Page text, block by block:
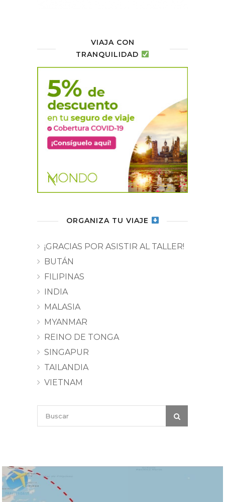
VIAJA CON
TRANQUILIDAD
ORGANIZA TU VIAJE
¡GRACIAS POR ASISTIR AL TALLER!
BUTÁN
FILIPINAS
INDIA
MALASIA
MYANMAR
REINO DE TONGA
SINGAPUR
TAILANDIA
VIETNAM